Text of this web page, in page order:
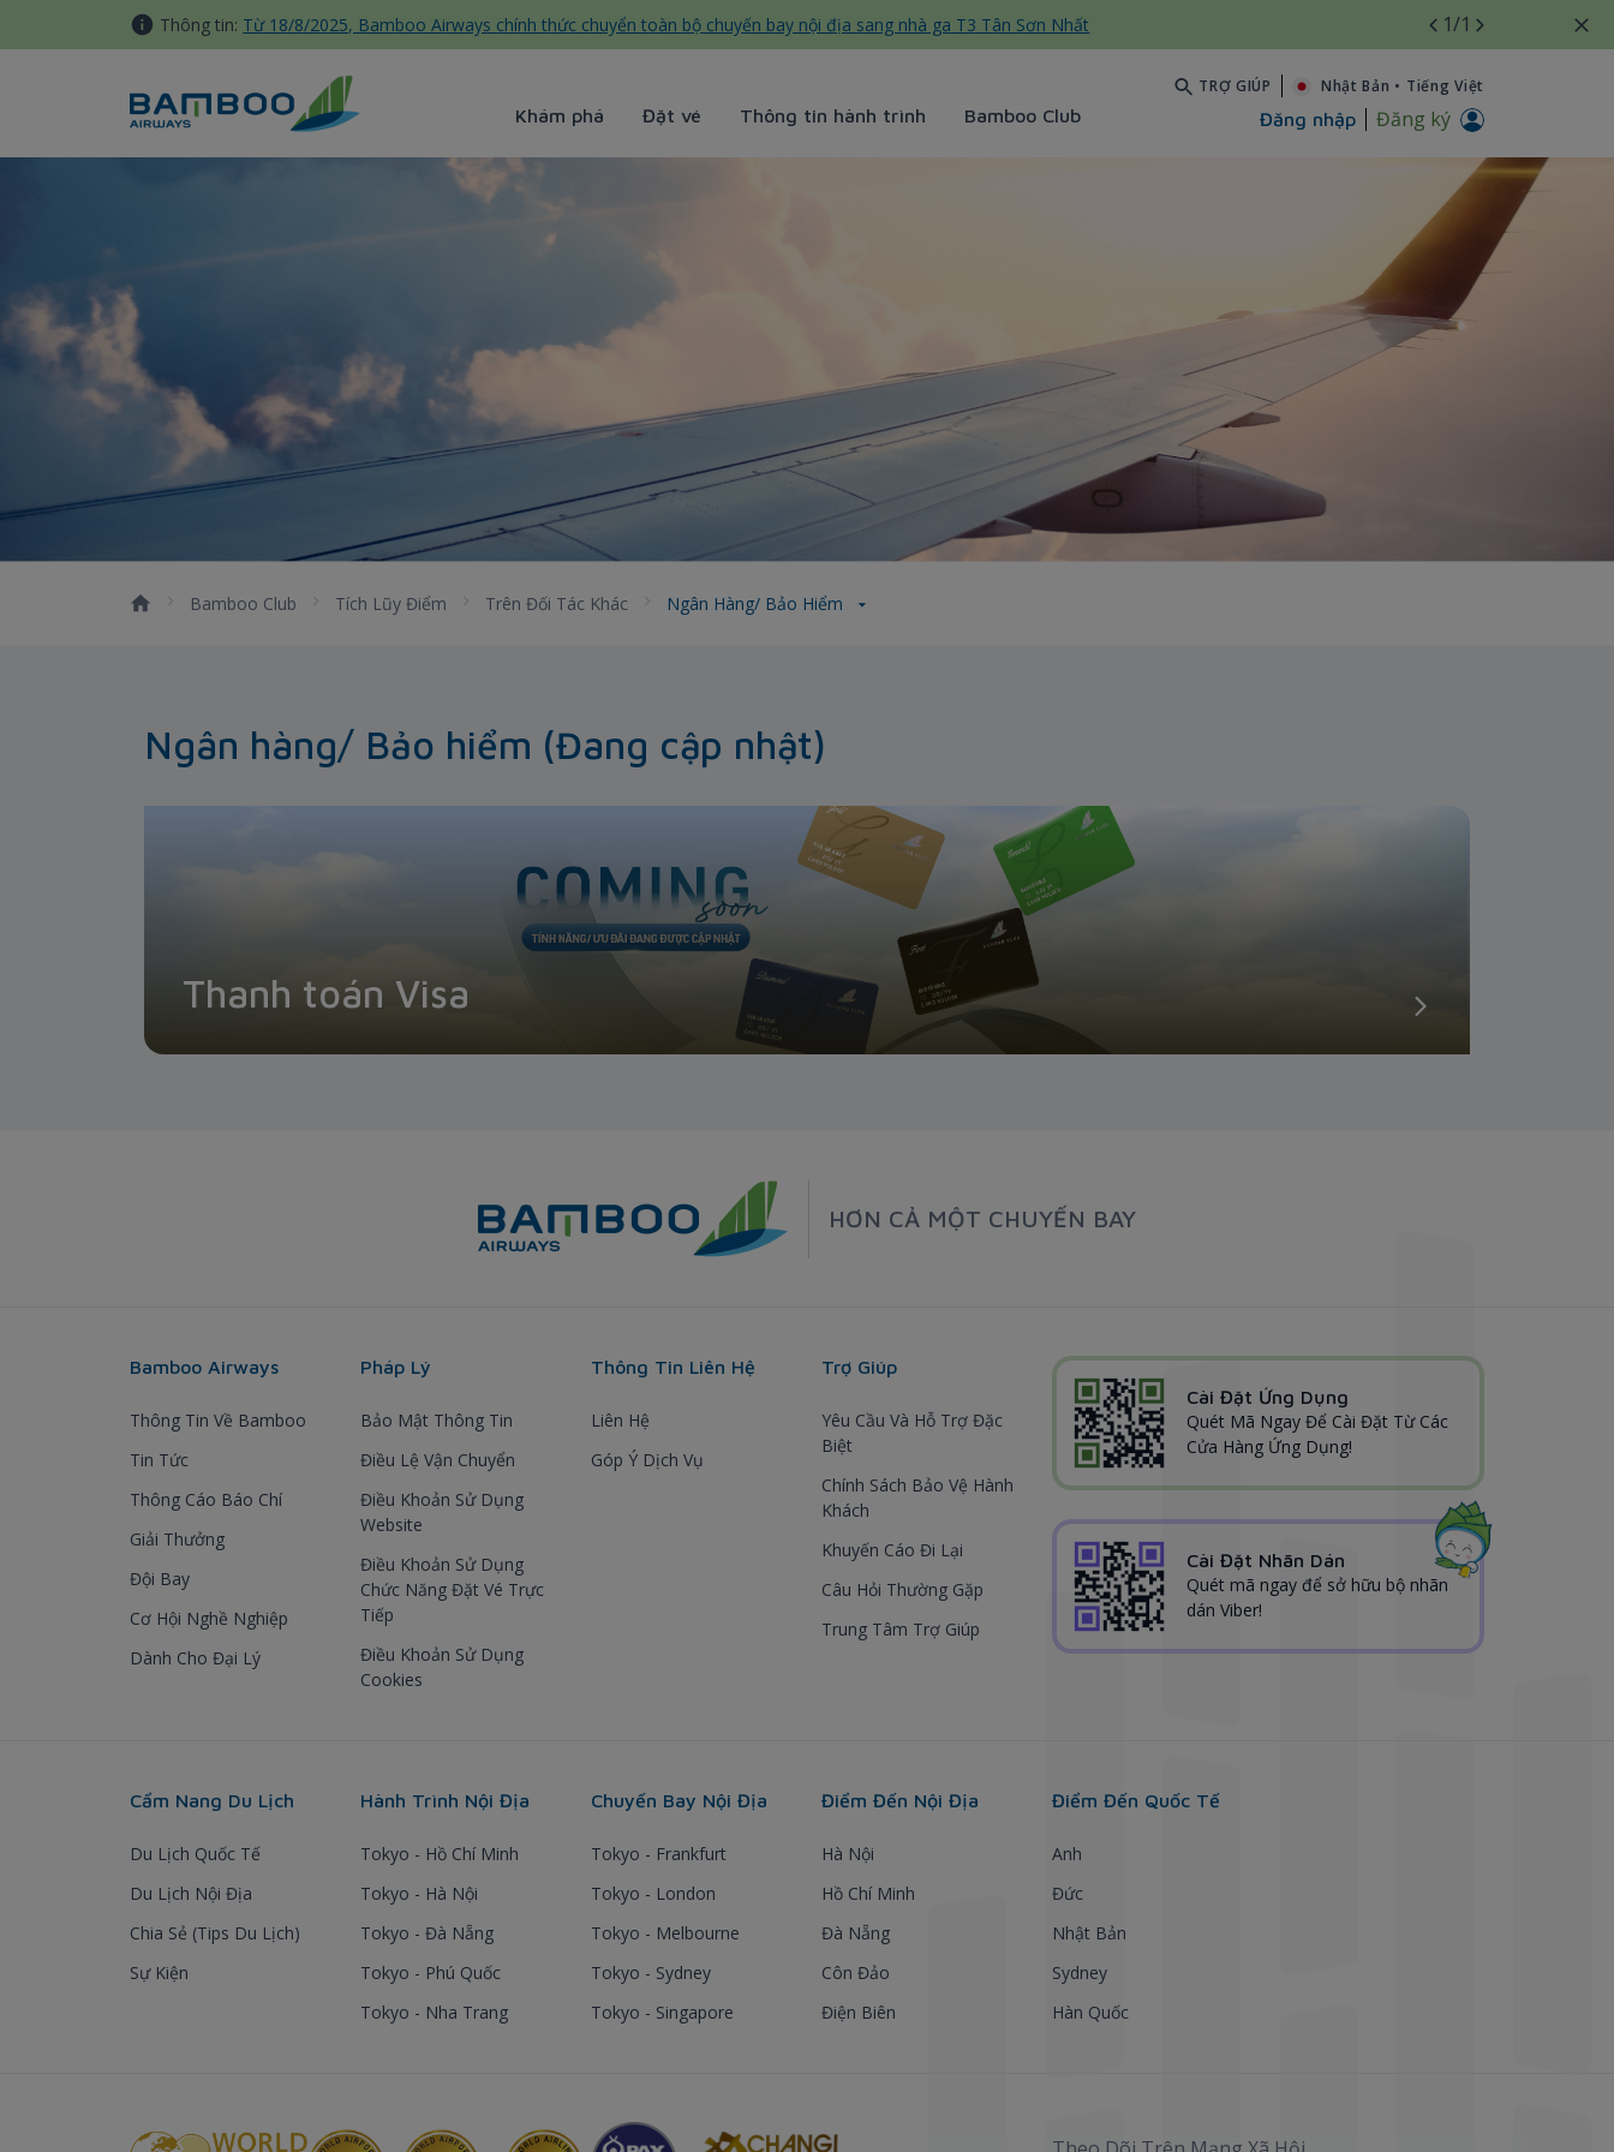
Truy cập nội dung luôn
Thông tin: Từ 18/8/2025, Bamboo Airways chính thức chuyển toàn bộ chuyến bay nội địa sang nhà ga T3 Tân Sơn Nhất 1/1
Khám phá Đặt vé Thông tin hành trình Bamboo Club
TRỢ GIÚP Nhật Bản • Tiếng Việt
Đăng nhập Đăng ký
Ngân hàng/ Bảo hiểm - Bamboo Airways
Bamboo Club Tích Lũy Điểm Trên Đối Tác Khác Ngân Hàng/ Bảo Hiểm
Ngân hàng/ Bảo hiểm (Đang cập nhật)
Thanh toán Visa
HƠN CẢ MỘT CHUYẾN BAY
Bamboo Airways
Thông Tin Về Bamboo
Tin Tức
Thông Cáo Báo Chí
Giải Thưởng
Đội Bay
Cơ Hội Nghề Nghiệp
Dành Cho Đại Lý
Pháp Lý
Bảo Mật Thông Tin
Điều Lệ Vận Chuyển
Điều Khoản Sử Dụng
Website
Điều Khoản Sử Dụng
Chức Năng Đặt Vé Trực
Tiếp
Điều Khoản Sử Dụng
Cookies
Thông Tin Liên Hệ
Liên Hệ
Góp Ý Dịch Vụ
Trợ Giúp
Yêu Cầu Và Hỗ Trợ Đặc
Biệt
Chính Sách Bảo Vệ Hành
Khách
Khuyến Cáo Đi Lại
Câu Hỏi Thường Gặp
Trung Tâm Trợ Giúp
Cài Đặt Ứng Dụng
Quét Mã Ngay Để Cài Đặt Từ Các
Cửa Hàng Ứng Dụng!
Cài Đặt Nhãn Dán
Quét mã ngay để sở hữu bộ nhãn
dán Viber!
Cẩm Nang Du Lịch
Du Lịch Quốc Tế
Du Lịch Nội Địa
Chia Sẻ (Tips Du Lịch)
Sự Kiện
Hành Trình Nội Địa
Tokyo - Hồ Chí Minh
Tokyo - Hà Nội
Tokyo - Đà Nẵng
Tokyo - Phú Quốc
Tokyo - Nha Trang
Chuyến Bay Nội Địa
Tokyo - Frankfurt
Tokyo - London
Tokyo - Melbourne
Tokyo - Sydney
Tokyo - Singapore
Điểm Đến Nội Địa
Hà Nội
Hồ Chí Minh
Đà Nẵng
Côn Đảo
Điện Biên
Điểm Đến Quốc Tế
Anh
Đức
Nhật Bản
Sydney
Hàn Quốc